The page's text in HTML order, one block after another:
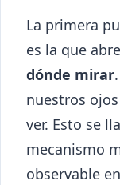
La primera
es la que
dónde mirar
nuestros
ver. Esto se
mecanismo
observable